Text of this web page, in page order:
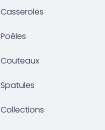
Casseroles
Poêles
Couteaux
Spatules
Collections